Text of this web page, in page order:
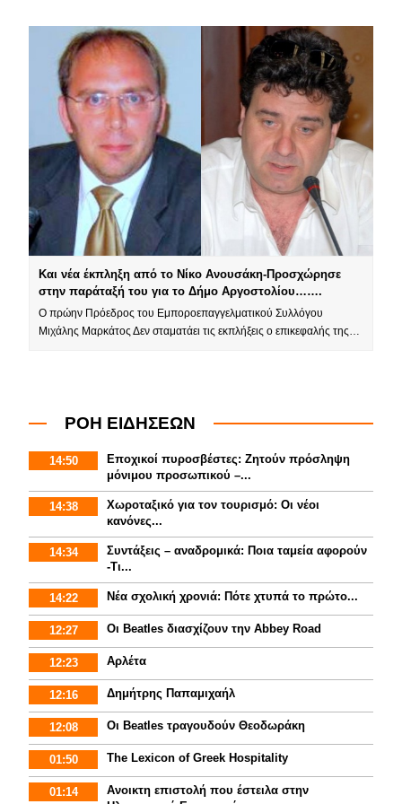
Και νέα έκπληξη από το Νίκο Ανουσάκη-Προσχώρησε
στην παράταξή του για το Δήμο Αργοστολίου…….
Ο πρώην Πρόεδρος του Εμποροεπαγγελματικού Συλλόγου
Μιχάλης Μαρκάτος Δεν σταματάει τις εκπλήξεις ο επικεφαλής της…
ΡΟΗ ΕΙΔΗΣΕΩΝ
14:50
Εποχικοί πυροσβέστες: Ζητούν πρόσληψη
μόνιμου προσωπικού –...
14:38
Χωροταξικό για τον τουρισμό: Οι νέοι
κανόνες...
14:34
Συντάξεις – αναδρομικά: Ποια ταμεία αφορούν
-Τι...
14:22 Νέα σχολική χρονιά: Πότε χτυπά το πρώτο...
12:27 Οι Beatles διασχίζουν την Abbey Road
12:23 Αρλέτα
12:16 Δημήτρης Παπαμιχαήλ
12:08 Οι Beatles τραγουδούν Θεοδωράκη
01:50 The Lexicon of Greek Hospitality
01:14
Aνοικτη επιστολή που έστειλα στην